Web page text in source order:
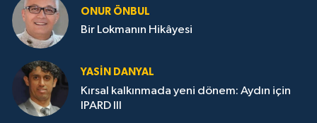
ONUR ÖNBUL
Bir Lokmanın Hikâyesi
YASIN DANYAL
Kırsal kalkınmada yeni dönem: Aydın için
IPARD III